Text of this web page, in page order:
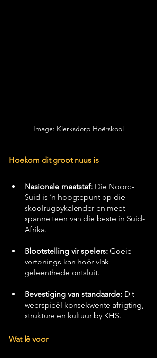
Image: Klerksdorp Hoërskool
Hoekom dit groot nuus is
Nasionale maatstaf: Die Noord-
Suid is ’n hoogtepunt op die
skoolrugbykalender en meet
spanne teen van die beste in Suid-
Afrika.
Blootstelling vir spelers: Goeie
vertonings kan hoër-vlak
geleenthede ontsluit.
Bevestiging van standaarde: Dit
weerspieël konsekwente afrigting,
strukture en kultuur by KHS.
Wat lê voor